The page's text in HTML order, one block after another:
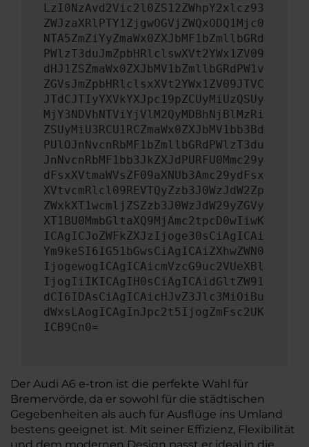
LzI0NzAvd2Vic2l0ZS12ZWhpY2xlcz93
ZWJzaXRlPTY1ZjgwOGVjZWQxODQ1Mjc0
NTA5ZmZiYyZmaWx0ZXJbMF1bZmllbGRd
PWlzT3duJmZpbHRlclswXVt2YWx1ZV09
dHJ1ZSZmaWx0ZXJbMV1bZmllbGRdPW1v
ZGVsJmZpbHRlclsxXVt2YWx1ZV09JTVC
JTdCJTIyYXVkYXJpc19pZCUyMiUzQSUy
MjY3NDVhNTViYjVlM2QyMDBhNjBlMzRi
ZSUyMiU3RCU1RCZmaWx0ZXJbMV1bb3Bd
PUlOJnNvcnRbMF1bZmllbGRdPWlzT3du
JnNvcnRbMF1bb3JkZXJdPURFU0Mmc29y
dFsxXVtmaWVsZF09aXNUb3Amc29ydFsx
XVtvcmRlcl09REVTQyZzb3J0WzJdW2Zp
ZWxkXT1wcmljZSZzb3J0WzJdW29yZGVy
XT1BU0MmbGltaXQ9MjAmc2tpcD0wIiwK
ICAgICJoZWFkZXJzIjoge30sCiAgICAi
Ym9keSI6IG51bGwsCiAgICAiZXhwZWN0
IjogewogICAgICAicmVzcG9uc2VUeXBl
IjogIiIKICAgIH0sCiAgICAidGltZW91
dCI6IDAsCiAgICAicHJvZ3Jlc3MiOiBu
dWxsLAogICAgInJpc2t5IjogZmFsc2UK
ICB9Cn0=
Der Audi A6 e-tron ist die perfekte Wahl für
Bremervörde, da er sowohl für die städtischen
Gegebenheiten als auch für Ausflüge ins Umland
bestens geeignet ist. Mit seiner Effizienz, Flexibilität